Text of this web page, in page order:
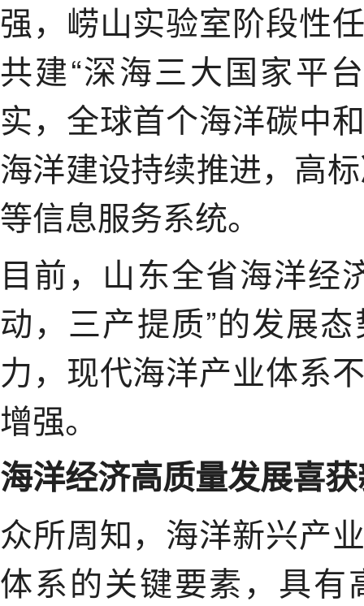
强，崂山实验室阶段性
共建“深海三大国家平
实，全球首个海洋碳中
海洋建设持续推进，高标
等信息服务系统。
目前，山东全省海洋经
动，三产提质”的发展
力，现代海洋产业体系
增强。
海洋经济高质量发展喜
众所周知，海洋新兴产
体系的关键要素，具